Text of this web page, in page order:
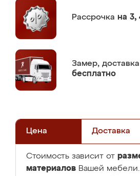
Рассрочка на 3,
Замер,
бесплатно
Цена Доставка
Стоимость зависит от
материалов Вашей